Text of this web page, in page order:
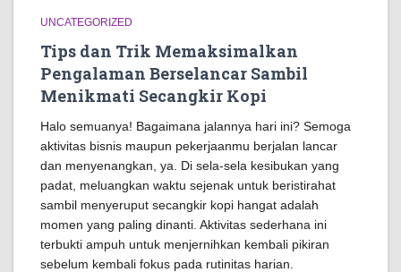
UNCATEGORIZED
Tips dan Trik Memaksimalkan
Pengalaman Berselancar Sambil
Menikmati Secangkir Kopi
Halo semuanya! Bagaimana jalannya hari ini? Semoga
aktivitas bisnis maupun pekerjaanmu berjalan lancar
dan menyenangkan, ya. Di sela-sela kesibukan yang
padat, meluangkan waktu sejenak untuk beristirahat
sambil menyeruput secangkir kopi hangat adalah
momen yang paling dinanti. Aktivitas sederhana ini
terbukti ampuh untuk menjernihkan kembali pikiran
sebelum kembali fokus pada rutinitas harian.